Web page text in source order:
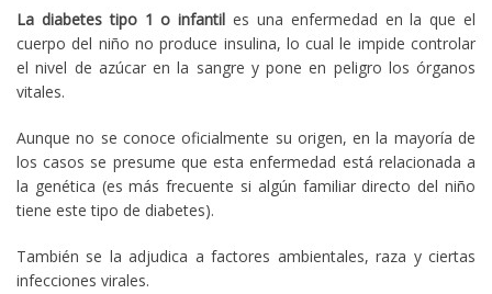
La diabetes tipo 1 o infantil es una enfermedad en la que el
cuerpo del niño no produce insulina, lo cual le impide controlar
el nivel de azúcar en la sangre y pone en peligro los órganos
vitales.
Aunque no se conoce oficialmente su origen, en la mayoría de
los casos se presume que esta enfermedad está relacionada a
la genética ‍(es más frecuente si algún familiar directo del niño
tiene este tipo de diabetes).
También se la adjudica a factores ambientales, raza y ciertas
infecciones virales.